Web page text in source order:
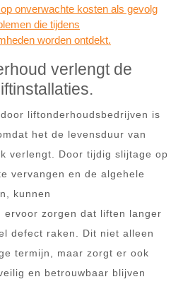
onverwachte kosten als gevolg
die tijdens
worden ontdekt.
verlengt de
liftonderhoudsbedrijven is
het de levensduur van
verlengt. Door tijdig slijtage op
vervangen en de algehele
kunnen
ervoor zorgen dat liften langer
defect raken. Dit niet alleen
termijn, maar zorgt er ook
en betrouwbaar blijven